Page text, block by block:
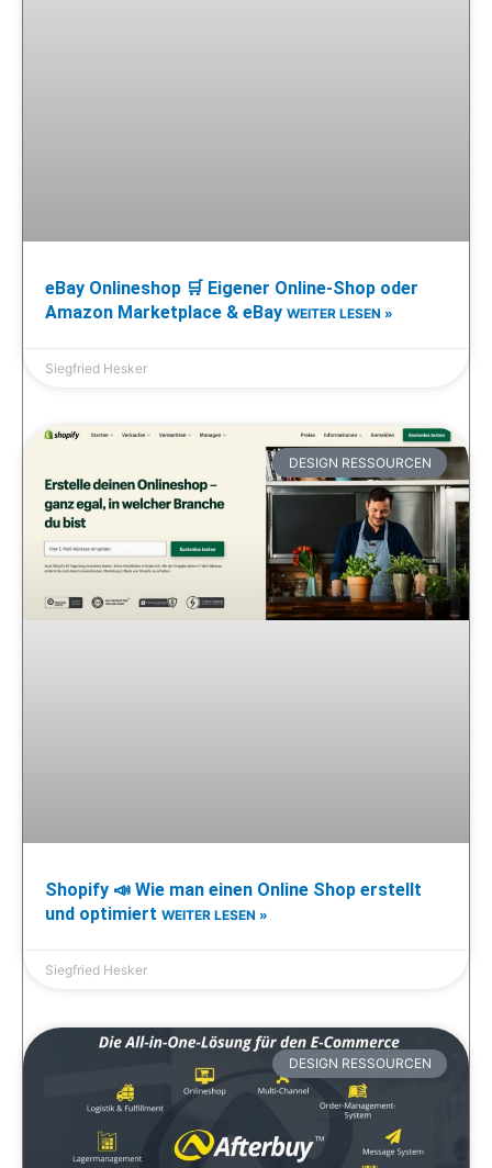
eBay Onlineshop 🛒 Eigener Online-Shop oder
Amazon Marketplace & eBay WEITER LESEN »
Siegfried Hesker
DESIGN RESSOURCEN
Shopify 📣 Wie man einen Online Shop erstellt
und optimiert WEITER LESEN »
Siegfried Hesker
DESIGN RESSOURCEN